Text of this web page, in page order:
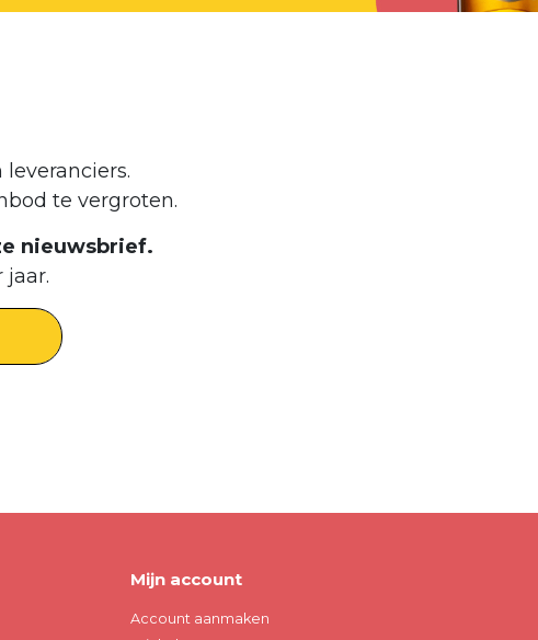
te vergroten.
nieuwsbrief.
jaar.
Mijn account
Account aanmaken